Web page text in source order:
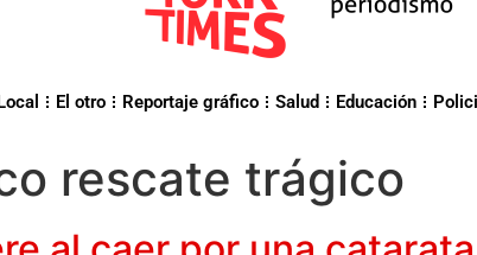
El otro Reportaje gráfico Salud Educación
rescate trágico